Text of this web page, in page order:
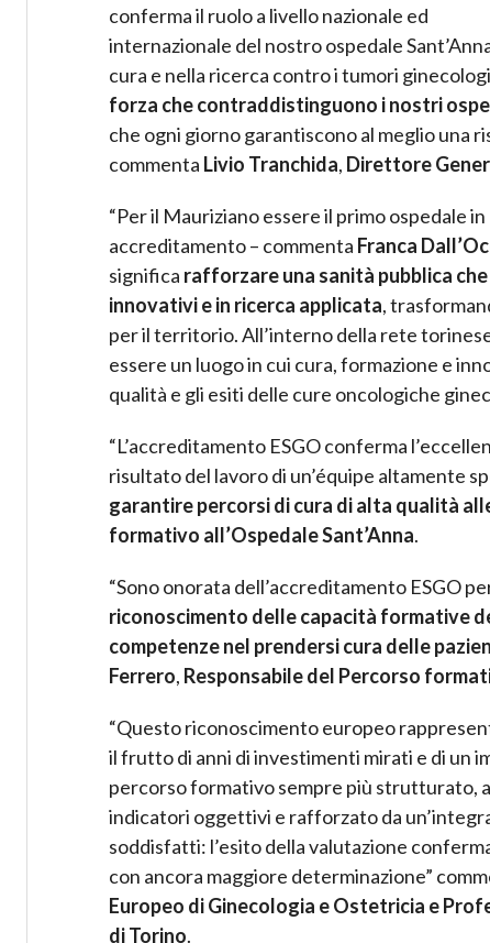
conferma il ruolo a livello nazionale ed
internazionale del nostro ospedale
cura e nella ricerca contro i tumori
forza che contraddistinguono i nostri
che ogni giorno garantiscono al meglio una
commenta Livio Tranchida, Direttore
“Per il Mauriziano essere il primo ospedale
accreditamento – commenta Franca
significa rafforzare una sanità pubblica
innovativi e in ricerca applicata,
per il territorio. All’interno della rete
essere un luogo in cui cura, formazione e
qualità e gli esiti delle cure oncologiche
“L’accreditamento ESGO conferma
risultato del lavoro di un’équipe altamente
garantire percorsi di cura di alta qualità
formativo all’Ospedale Sant’Anna.
“Sono onorata dell’accreditamento ESGO
riconoscimento delle capacità formative
competenze nel prendersi cura delle
Ferrero, Responsabile del Percorso
“Questo riconoscimento europeo
il frutto di anni di investimenti mirati e di un
percorso formativo sempre più strutturato,
indicatori oggettivi e rafforzato da
soddisfatti: l’esito della valutazione
con ancora maggiore determinazione”
Europeo di Ginecologia e Ostetricia e
di Torino.